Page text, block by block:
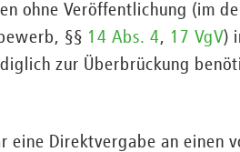
ohne Veröffentlichung (im
§§ 14 Abs. 4, 17 VgV)
zur Überbrückung
eine Direktvergabe an einen